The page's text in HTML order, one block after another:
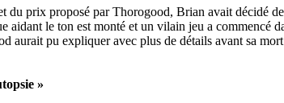
prix proposé par Thorogood, Brian avait décidé
le ton est monté et un vilain jeu a commencé
aurait pu expliquer avec plus de détails avant sa
»